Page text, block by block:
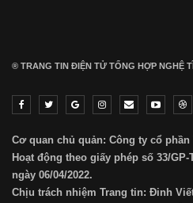
® TRANG TIN ĐIỆN TỬ ТỔNG HỢP NGHỆ
Cơ quan chủ quản: Công ty cổ phần
Hoạt động theo giấy phép số 33/
ngày 06/04/2022.
Chịu trách nhiệm Trang tin: Đinh